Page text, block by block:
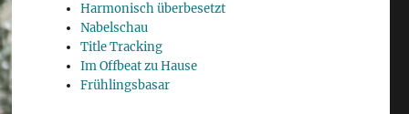
Harmonisch überbesetzt
Nabelschau
Title Tracking
Im Offbeat zu Hause
Frühlingsbasar